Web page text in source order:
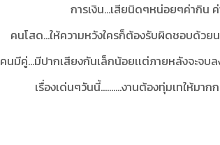
การเงิน...เสียนิดๆหน่อยๆค่ากิน
คนโสด…ให้ความหวังใครก็ต้องรับผิดชอบด้วย
คนมีคู่...มีปากเสียงกันเล็กน้อยเเต่ภายหลังจะจ
เรื่องเด่นๆวันนี้..........งานต้องทุ่มเทให้มาก